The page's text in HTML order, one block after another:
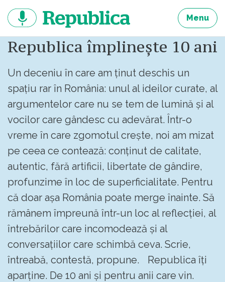
continut
Menu
Republica împlinește 10 ani
Un deceniu în care am ținut deschis un
spațiu rar în România: unul al ideilor curate, al
argumentelor care nu se tem de lumină și al
vocilor care gândesc cu adevărat. Într-o
vreme în care zgomotul crește, noi am mizat
pe ceea ce contează: conținut de calitate,
autentic, fără artificii, libertate de gândire,
profunzime în loc de superficialitate. Pentru
că doar așa România poate merge înainte. Să
rămânem împreună într-un loc al reflecției, al
întrebărilor care incomodează și al
conversațiilor care schimbă ceva. Scrie,
întreabă, contestă, propune. Republica îți
aparține. De 10 ani și pentru anii care vin.